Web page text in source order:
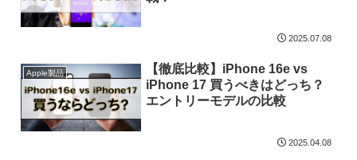
2025.07.08
Apple製品
【徹底比較】iPhone 16e vs
iPhone 17 買うべきはどっち？
エントリーモデルの比較
2025.04.08